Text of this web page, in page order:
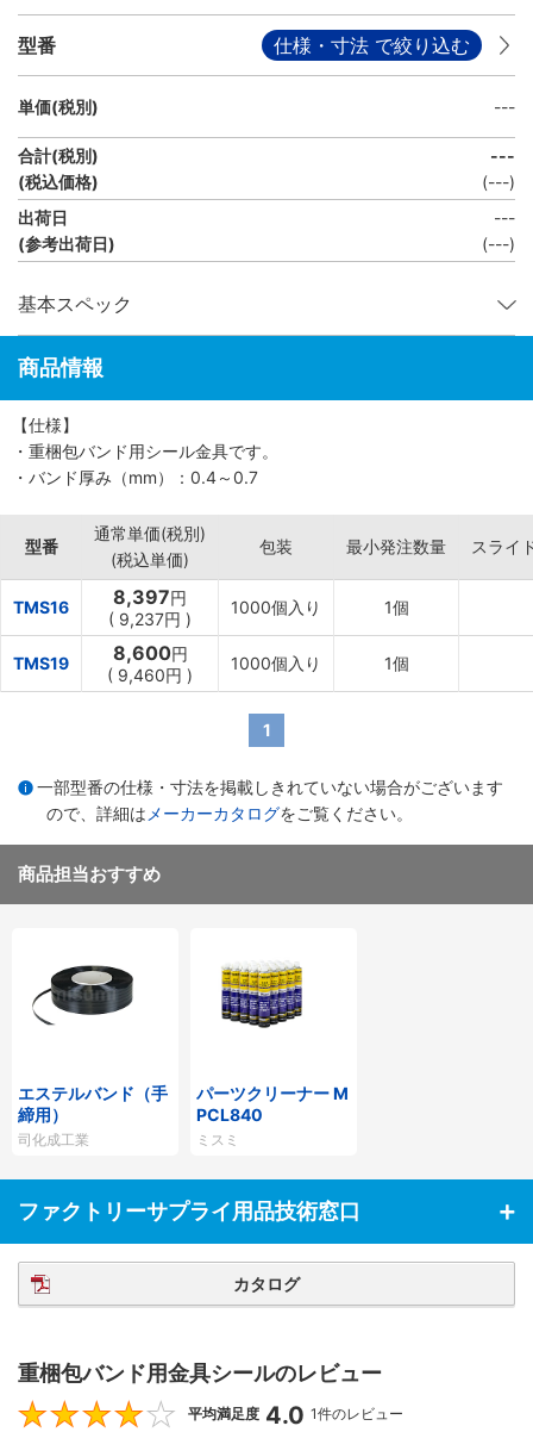
型番 仕様・寸法 で絞り込む
単価(税別) ---
合計(税別)
(税込価格)
---
(---)
出荷日
(参考出荷日)
---
(---)
基本スペック
商品情報
【仕様】
・重梱包バンド用シール金具です。
・バンド厚み（mm）：0.4～0.7
型番
通常単価(税別)
(税込単価)
包装 最小発注数量 スライ
TMS16 8,397円
( 9,237円 )
1000個入り 1個
TMS19 8,600円
( 9,460円 )
1000個入り 1個
1
一部型番の仕様・寸法を掲載しきれていない場合がございます
ので、詳細は メーカーカタログをご覧ください。
商品担当おすすめ
エステルバンド（手
締用）
司化成工業
パーツクリーナー M
PCL840
ミスミ
ファクトリーサプライ用品技術窓口
カタログ
重梱包バンド用金具シールのレビュー
4
平均満足度 4.0 1件のレビュー